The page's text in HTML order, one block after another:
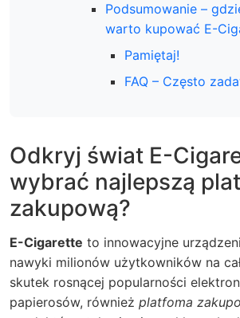
Podsumowanie –
warto kupować E-
Pamiętaj!
FAQ – Często
Odkryj świat E-
wybrać najlepszą
zakupową?
E-Cigarette to innowacyjne
nawyki milionów użytkowników na
skutek rosnącej popularności
papierosów, również platfoma